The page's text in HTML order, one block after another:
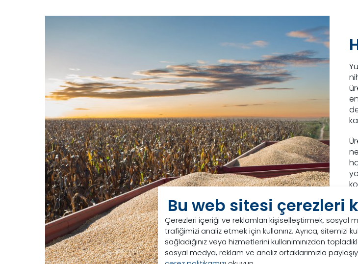
Bu web sitesi çerezleri
Çerezleri içeriği ve reklamları kişiselleştirmek, sosyal
trafiğimizi analiz etmek için kullanırız. Ayrıca, sitemizi
sağladığınız veya hizmetlerini kullanımınızdan
sosyal medya, reklam ve analiz ortaklarımızla